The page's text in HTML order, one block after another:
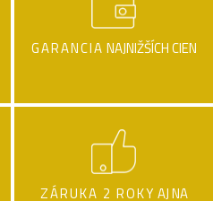
GARANCIA NAJNIŽŠÍCH CIEN
ZÁRUKA 2 ROKY AJ NA